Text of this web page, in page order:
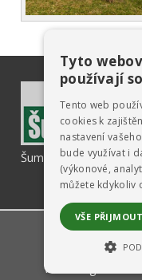
ŠumavaNet.CZ -
Webdesign &
Tyto
používají
Tento web
cookies k
nastavení
bude využívat i
(výkonové,
můžete kdykoliv
VŠE PŘIJMOUT
NEZBYTNĚ